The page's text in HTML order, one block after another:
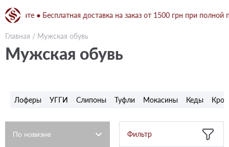
● Бесплатная доставка на заказ от 1500 грн при полной
Главная / Мужская обувь
Мужская обувь
Лоферы УГГИ Слипоны Туфли Мокасины Кеды
Фильтр